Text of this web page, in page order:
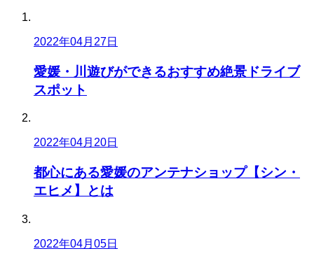
2022年04月27日
愛媛・川遊びができるおすすめ絶景ドライブ
スポット
2022年04月20日
都心にある愛媛のアンテナショップ【シン・
エヒメ】とは
2022年04月05日